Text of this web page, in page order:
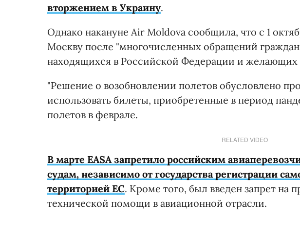
вторжением в Украину.
Однако накануне Air Moldova сообщила, что с 1
Москву после "многочисленных обращений
находящихся в Российской Федерации и желающих
"Решение о возобновлении полетов обусловлено
использовать билеты, приобретенные в период
полетов в феврале.
RELATED VIDEO
В марте EASA запретило российским
судам, независимо от государства регистрации
территорией ЕС. Кроме того, был введен запрет на
технической помощи в авиационной отрасли.